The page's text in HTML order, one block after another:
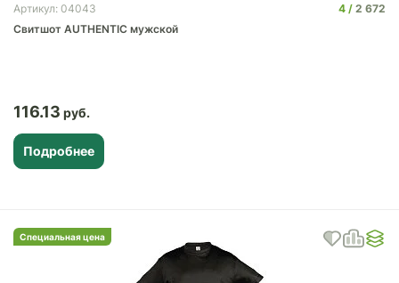
Артикул: 04043 4
2 672
Свитшот AUTHENTIC мужской
116.13
Подробнее
Специальная цена